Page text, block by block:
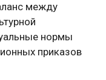
между
нормы
приказов